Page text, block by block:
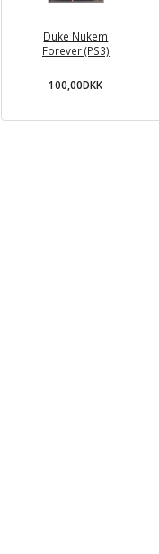
Duke Nukem
Forever (PS3)
100,00DKK